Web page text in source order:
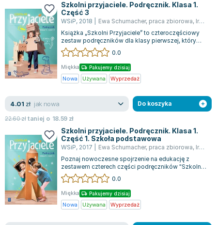
Szkolni przyjaciele. Podręcznik. Klasa 1.
Część 3
WSiP, 2018 Ewa Schumacher, praca zbiorowa, Irena Zarzycka
Książka „Szkolni Przyjaciele” to czteroczęściowy
zestaw podręczników dla klasy pierwszej, który
kompleksowo wspiera edukację polon...
0.0
Miękka Pakujemy dzisiaj
Nowa Używana Wyprzedaż
4.01 zł jak nowa
22.60złtaniej o 18.59 zł
Do koszyka
Szkolni przyjaciele. Podręcznik. Klasa 1.
Część 1. Szkoła podstawowa
WSiP, 2017 Ewa Schumacher, praca zbiorowa, Irena Zarzycka
Poznaj nowoczesne spojrzenie na edukację z
zestawem czterech części podręczników "Szkolni
Przyjaciele" przeznaczonym dla klasy 1....
0.0
Miękka Pakujemy dzisiaj
Nowa Używana Wyprzedaż